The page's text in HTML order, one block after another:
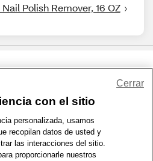
Polish Remover, 16 OZ
| Términos de Uso | Accesibilidad
WA Privacy Policy | Mapa del sitio
| © 1999 - 2026 CVS.com
con el sitio
personalizada, usamos
recopilan datos de usted y
las interacciones del sitio.
proporcionarle nuestros
Cerrar